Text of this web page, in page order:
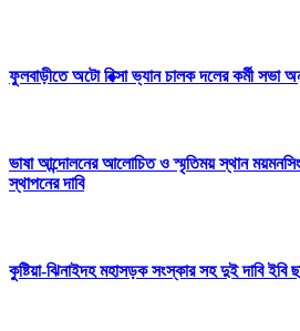
ফুলবাড়ীতে অটো রিক্সা ভ্যান চালক দলের কর্মী সভা
ভাষা আন্দোলনের আলোচিত ও স্মৃতিময় স্থান
স্থাপনের দাবি
কুষ্টিয়া-ঝিনাইদহ মহাসড়ক সংস্কার সহ দুই দাবি ইবি